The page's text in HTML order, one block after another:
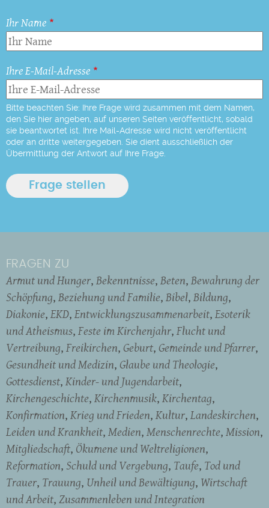
Ihr Name
Ihre E-Mail-Adresse
Bitte beachten Sie: Ihre Frage wird zusammen mit dem Namen,
den Sie hier angeben, auf unseren Seiten veröffentlicht, sobald
sie beantwortet ist. Ihre Mail-Adresse wird nicht veröffentlicht
oder an dritte weitergegeben. Sie dient ausschließlich der
Übermittlung der Antwort auf Ihre Frage.
FRAGEN ZU
Armut und Hunger Bekenntnisse Beten Bewahrung der
Schöpfung Beziehung und Familie Bibel Bildung
Diakonie EKD Entwicklungszusammenarbeit Esoterik
und Atheismus Feste im Kirchenjahr Flucht und
Vertreibung Freikirchen Geburt Gemeinde und Pfarrer
Gesundheit und Medizin Glaube und Theologie
Gottesdienst Kinder- und Jugendarbeit
Kirchengeschichte Kirchenmusik Kirchentag
Konfirmation Krieg und Frieden Kultur Landeskirchen
Leiden und Krankheit Medien Menschenrechte Mission
Mitgliedschaft Ökumene und Weltreligionen
Reformation Schuld und Vergebung Taufe Tod und
Trauer Trauung Unheil und Bewältigung Wirtschaft
und Arbeit Zusammenleben und Integration